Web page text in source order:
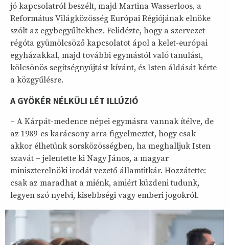
jó kapcsolatról beszélt, majd Martina Wasserloos, a
Református Világközösség Európai Régiójának elnöke
szólt az egybegyűltekhez. Felidézte, hogy a szervezet
régóta gyümölcsöző kapcsolatot ápol a kelet-európai
egyházakkal, majd további egymástól való tanulást,
kölcsönös segítségnyújtást kívánt, és Isten áldását kérte
a közgyűlésre.
A GYÖKÉR NÉLKÜLI LÉT ILLÚZIÓ
– A Kárpát-medence népei egymásra vannak ítélve, de
az 1989-es karácsony arra figyelmeztet, hogy csak
akkor élhetünk sorsközösségben, ha meghalljuk Isten
szavát – jelentette ki Nagy János, a magyar
miniszterelnöki irodát vezető államtitkár. Hozzátette:
csak az maradhat a miénk, amiért küzdeni tudunk,
legyen szó nyelvi, kisebbségi vagy emberi jogokról.